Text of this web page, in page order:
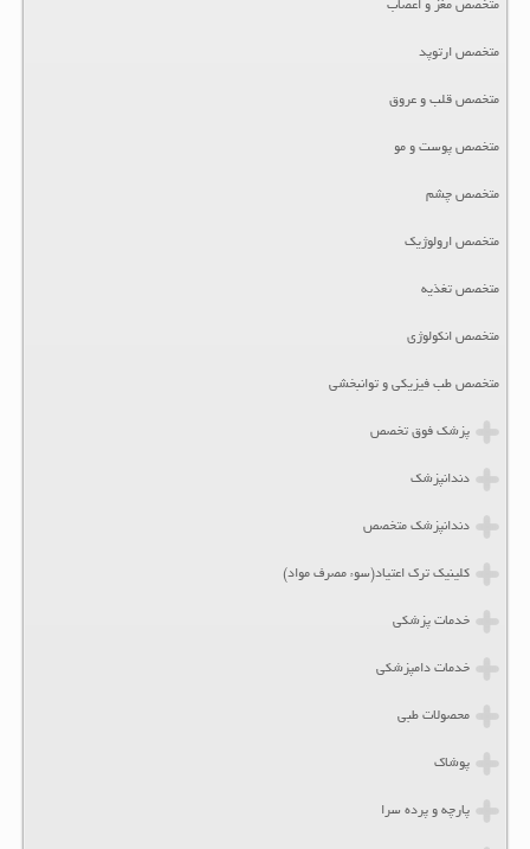
متخصص مغز و اعصاب
متخصص ارتوپد
متخصص قلب و عروق
متخصص پوست و مو
متخصص چشم
متخصص ارولوژیک
متخصص تغذیه
متخصص انکولوژی
متخصص طب فیزیکی و توانبخشی
پزشک فوق تخصص
دندانپزشک
دندانپزشک متخصص
کلینیک ترک اعتیاد(سوء مصرف مواد)
خدمات پزشکی
خدمات دامپزشکی
محصولات طبی
پوشاک
پارچه و پرده سرا